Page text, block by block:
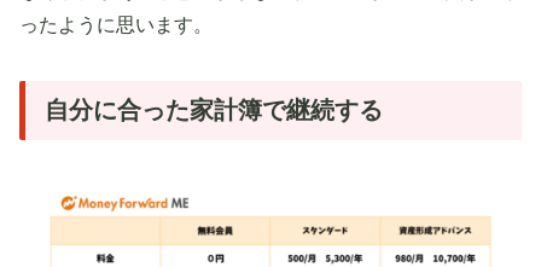
ったように思います。
自分に合った家計簿で継続する